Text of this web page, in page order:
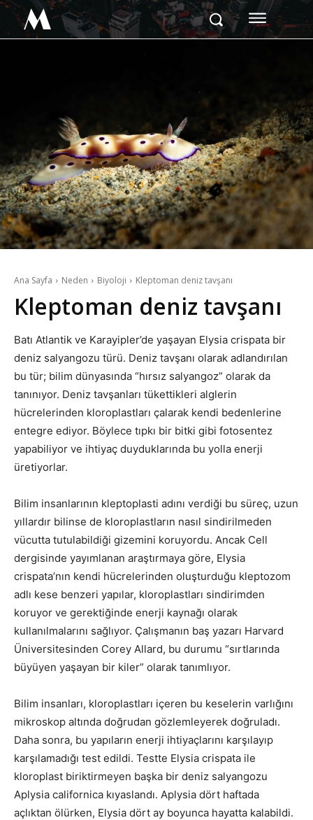
M
Ana Sayfa Neden Biyoloji Kleptoman deniz tavşanı
Kleptoman deniz tavşanı
Batı Atlantik ve Karayipler’de yaşayan Elysia crispata bir
deniz salyangozu türü. Deniz tavşanı olarak adlandırılan
bu tür; bilim dünyasında “hırsız salyangoz” olarak da
tanınıyor. Deniz tavşanları tükettikleri alglerin
hücrelerinden kloroplastları çalarak kendi bedenlerine
entegre ediyor. Böylece tıpkı bir bitki gibi fotosentez
yapabiliyor ve ihtiyaç duyduklarında bu yolla enerji
üretiyorlar.
Bilim insanlarının kleptoplasti adını verdiği bu süreç, uzun
yıllardır bilinse de kloroplastların nasıl sindirilmeden
vücutta tutulabildiği gizemini koruyordu. Ancak Cell
dergisinde yayımlanan araştırmaya göre, Elysia
crispata’nın kendi hücrelerinden oluşturduğu kleptozom
adlı kese benzeri yapılar, kloroplastları sindirimden
koruyor ve gerektiğinde enerji kaynağı olarak
kullanılmalarını sağlıyor. Çalışmanın baş yazarı Harvard
Üniversitesinden Corey Allard, bu durumu “sırtlarında
büyüyen yaşayan bir kiler” olarak tanımlıyor.
Bilim insanları, kloroplastları içeren bu keselerin varlığını
mikroskop altında doğrudan gözlemleyerek doğruladı.
Daha sonra, bu yapıların enerji ihtiyaçlarını karşılayıp
karşılamadığı test edildi. Testte Elysia crispata ile
kloroplast biriktirmeyen başka bir deniz salyangozu
Aplysia californica kıyaslandı. Aplysia dört haftada
açlıktan ölürken, Elysia dört ay boyunca hayatta kalabildi.